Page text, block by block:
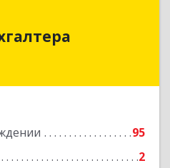
95
2
Павловский Посад г,